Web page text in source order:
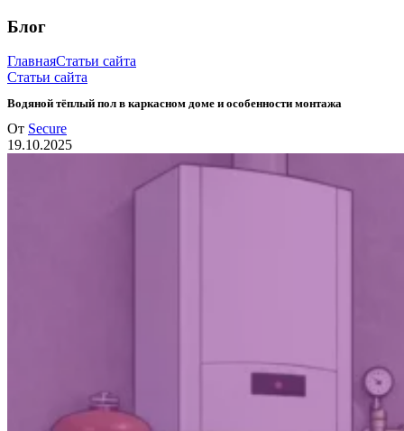
Блог
ГлавнаяСтатьи сайта
Статьи сайта
Водяной тёплый пол в каркасном доме и особенности монтажа
От Secure
19.10.2025